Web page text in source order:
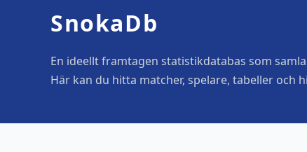
SnokaDb
En ideellt framtagen statistikdatabas som
Här kan du hitta matcher, spelare, tabeller och